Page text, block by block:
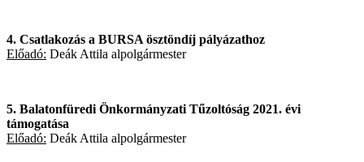
4. Csatlakozás a BURSA ösztöndíj pályázathoz
Előadó: Deák Attila alpolgármester
5. Balatonfüredi Önkormányzati Tűzoltóság 2021. évi
támogatása
Előadó: Deák Attila alpolgármester